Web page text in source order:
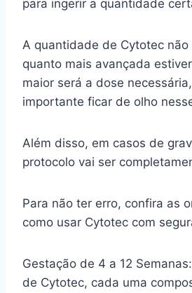
para ingerir a quantidade
A quantidade de Cytotec não
quanto mais avançada
maior será a dose
importante ficar de olho
Além disso, em casos de
protocolo vai ser
Para não ter erro, confira as
como usar Cytotec com
Gestação de 4 a 12
de Cytotec, cada uma